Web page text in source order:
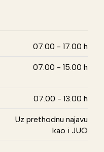
07.00 - 17.00 h
07.00 - 15.00 h
07.00 - 13.00 h
Uz prethodnu najavu
kao i JUO